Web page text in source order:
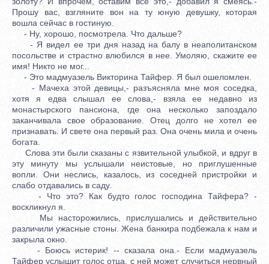
Прошу вас, взгляните вон на ту юную девушку, которая
вошла сейчас в гостиную.
- Ну, хорошо, посмотрела. Что дальше?
- Я видел ее три дня назад на балу в неаполитанском
посольстве и страстно влюбился в нее. Умоляю, скажите ее
имя! Никто не мог...
- Это мадмуазель Викторина Тайфер. Я был ошеломлен.
- Мачеха этой девицы,- разъясняла мне моя соседка,
хотя я едва слышал ее слова,- взяла ее недавно из
монастырского пансиона, где она несколько запоздало
заканчивала свое образование. Отец долго не хотел ее
признавать. И свете она первый раз. Она очень мила и очень
богата.
Слова эти были сказаны с язвительной улыбкой, и вдруг в
эту минуту мы услышали неистовые, но приглушенные
вопли. Они неслись, казалось, из соседней пристройки и
слабо отдавались в саду.
- Что это? Как будто голос господина Тайфера? -
воскликнул я.
Мы насторожились, прислушались и действительно
различили ужасные стоны. Жена банкира подбежала к нам и
закрыла окно.
- Боюсь истерик! -- сказала она.- Если мадмуазель
Тайфер услышит голос отца, с ней может случиться нервный